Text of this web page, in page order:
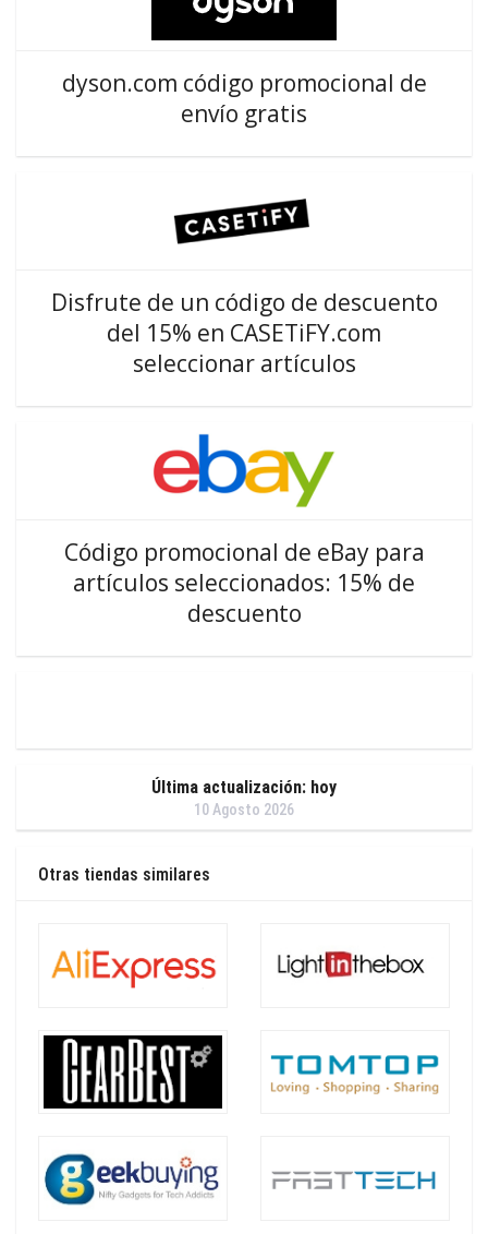
dyson.com código promocional de
envío gratis
Disfrute de un código de descuento
del 15% en CASETiFY.com
seleccionar artículos
Código promocional de eBay para
artículos seleccionados: 15% de
descuento
Última actualización: hoy
10 Agosto 2026
Otras tiendas similares